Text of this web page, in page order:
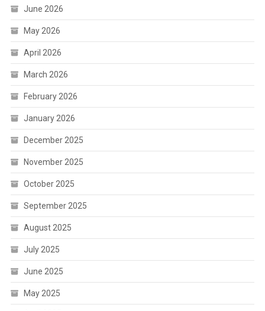
June 2026
May 2026
April 2026
March 2026
February 2026
January 2026
December 2025
November 2025
October 2025
September 2025
August 2025
July 2025
June 2025
May 2025